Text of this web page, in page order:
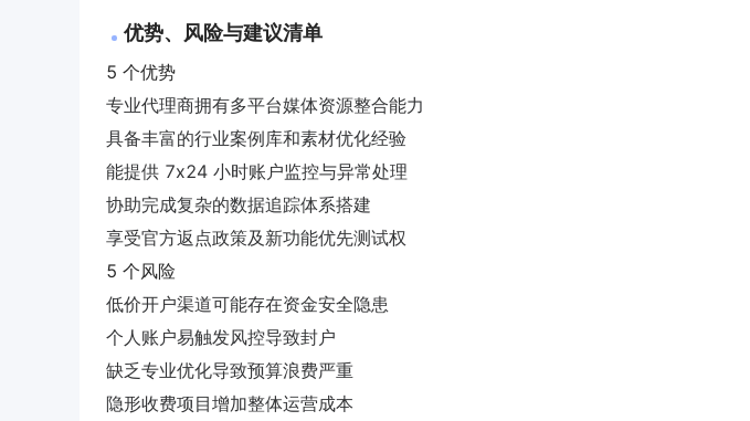
优势、风险与建议清单
5 个优势
专业代理商拥有多平台媒体资源整合能力
具备丰富的行业案例库和素材优化经验
能提供 7x24 小时账户监控与异常处理
协助完成复杂的数据追踪体系搭建
享受官方返点政策及新功能优先测试权
5 个风险
低价开户渠道可能存在资金安全隐患
个人账户易触发风控导致封户
缺乏专业优化导致预算浪费严重
隐形收费项目增加整体运营成本